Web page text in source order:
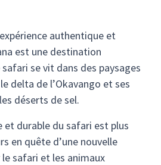
authentique et
est une destination
se vit dans des paysages
delta de l’Okavango et ses
déserts de sel.
et durable du safari est plus
en quête d’une nouvelle
safari et les animaux